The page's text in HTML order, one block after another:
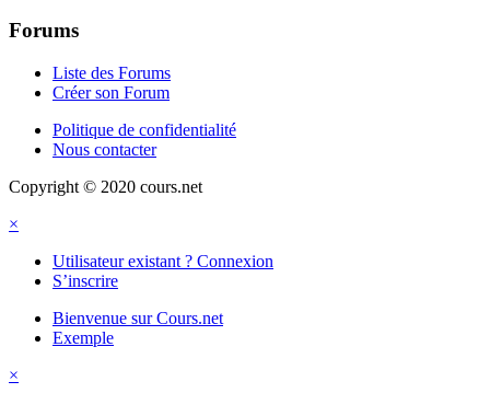
Forums
Liste des Forums
Créer son Forum
Politique de confidentialité
Nous contacter
Copyright © 2020 cours.net
×
Utilisateur existant ? Connexion
S’inscrire
Bienvenue sur Cours.net
Exemple
×